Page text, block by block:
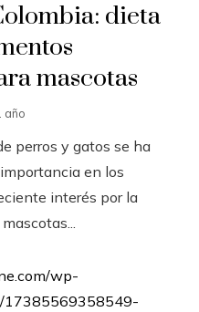
dieta
mascotas
año
perros y gatos se ha
en los
interés por la